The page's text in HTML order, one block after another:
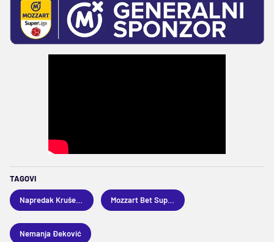
TAGOVI
Nemanja Đeković